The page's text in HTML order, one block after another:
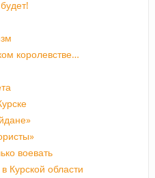
королевстве…
воевать
Курской области